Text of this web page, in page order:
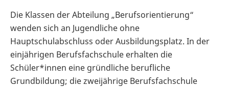
Die Klassen der Abteilung „Berufsorientierung“
wenden sich an Jugendliche ohne
Hauptschulabschluss oder Ausbildungsplatz. In der
einjährigen Berufsfachschule erhalten die
Schüler*innen eine gründliche berufliche
Grundbildung; die zweijährige Berufsfachschule